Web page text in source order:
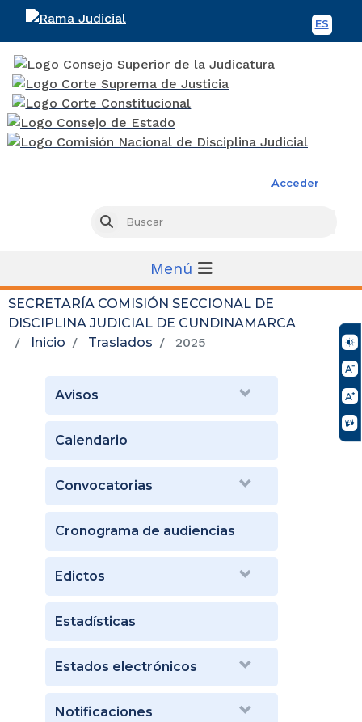
ES
Acceder
Buscar
Menú
SECRETARÍA COMISIÓN SECCIONAL DE
DISCIPLINA JUDICIAL DE CUNDINAMARCA
Inicio
Traslados 2025
Avisos
Calendario
Convocatorias
Cronograma de audiencias
Edictos
Estadísticas
Estados electrónicos
Notificaciones